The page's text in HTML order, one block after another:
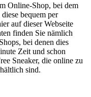
Online-Shop, bei dem
bequem per
auf dieser Webseite
finden Sie nämlich
bei denen dies
Zeit und schon
Sneaker, die online zu
sind.